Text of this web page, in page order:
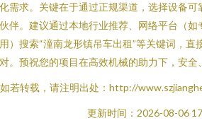
需求。关键在于通过正规渠道，选择设备
伴。建议通过本地行业推荐、网络平台（
）搜索“潼南龙形镇吊车出租”等关键词，直
。预祝您的项目在高效机械的助力下，安全
如若转载，请注明出处：http://
更新时间：2026-08-06